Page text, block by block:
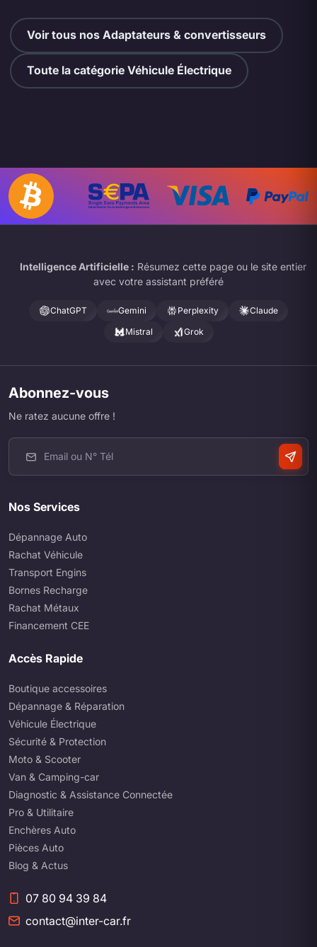
Voir tous nos Adaptateurs & convertisseurs
Toute la catégorie Véhicule Électrique
Intelligence Artificielle : Résumez cette page ou le site entier
avec votre assistant préféré
ChatGPT Gemini Perplexity
Claude
Mistral
Grok
Abonnez-vous
Ne ratez aucune offre !
Nos Services
Dépannage Auto
Rachat Véhicule
Transport Engins
Bornes Recharge
Rachat Métaux
Financement CEE
Accès Rapide
Boutique accessoires
Dépannage & Réparation
Véhicule Électrique
Sécurité & Protection
Moto & Scooter
Van & Camping-car
Diagnostic & Assistance Connectée
Pro & Utilitaire
Enchères Auto
Pièces Auto
Blog & Actus
07 80 94 39 84
contact@inter-car.fr